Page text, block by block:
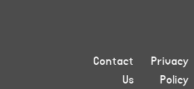
Privacy
Policy
Contact
Us